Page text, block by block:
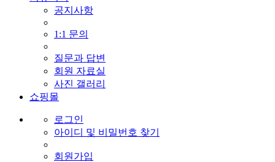
공지사항
1:1 문의
질문과 답변
회원 자료실
사진 갤러리
쇼핑몰
로그인
아이디 및 비밀번호 찾기
회원가입